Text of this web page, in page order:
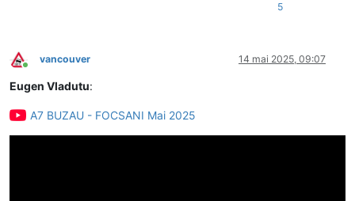
5
Conectat
vancouver 14 mai 2025, 09:07
Eugen Vladutu:
A7 BUZAU - FOCSANI Mai 2025